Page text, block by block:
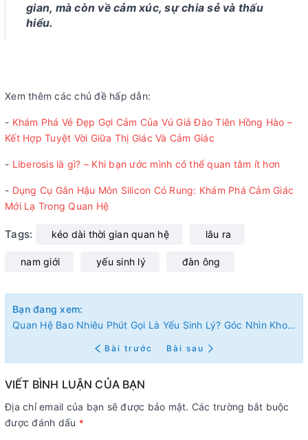
gian, mà còn về cảm xúc, sự chia sẻ và thấu
hiểu.
Xem thêm các chủ đề hấp dẫn:
- Khám Phá Vẻ Đẹp Gợi Cảm Của Vú Giả Đào Tiên Hồng Hào –
Kết Hợp Tuyệt Vời Giữa Thị Giác Và Cảm Giác
- Liberosis là gì? – Khi bạn ước mình có thể quan tâm ít hơn
- Dụng Cụ Gắn Hậu Môn Silicon Có Rung: Khám Phá Cảm Giác
Mới Lạ Trong Quan Hệ
Tags: kéo dài thời gian quan hệ lâu ra
nam giới yếu sinh lý đàn ông
Bạn đang xem:
Quan Hệ Bao Nhiêu Phút Gọi Là Yếu Sinh Lý? Góc Nhìn Khoa Học và Thực Tế
Bài trước Bài sau
VIẾT BÌNH LUẬN CỦA BẠN
Địa chỉ email của bạn sẽ được bảo mật. Các trường bắt buộc
được đánh dấu *